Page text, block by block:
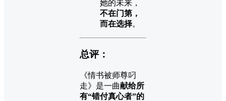
她的未来，
不在门第，
而在选择。
总评：
《情书被师尊叼
走》是一曲献给所
有“错付真心者”的